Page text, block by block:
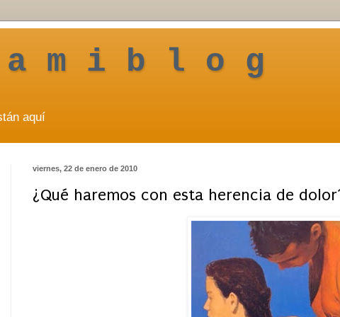
m i b l o g
aquí
viernes, 22 de enero de 2010
¿Qué haremos con esta herencia de